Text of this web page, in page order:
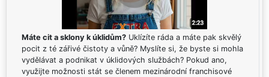
Máte cit a sklony k úklidům? Uklízíte ráda a máte pak skvělý
pocit z té zářivé čistoty a vůně? Myslíte si, že byste si mohla
vydělávat a podnikat v úklidových službách? Pokud ano,
využijte možnosti stát se členem mezinárodní franchisové